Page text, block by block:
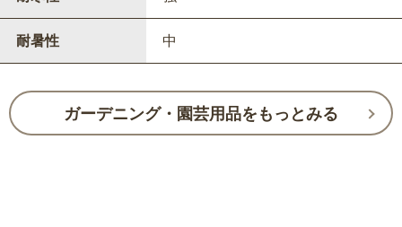
耐暑性 中
ガーデニング・園芸用品をもっとみる